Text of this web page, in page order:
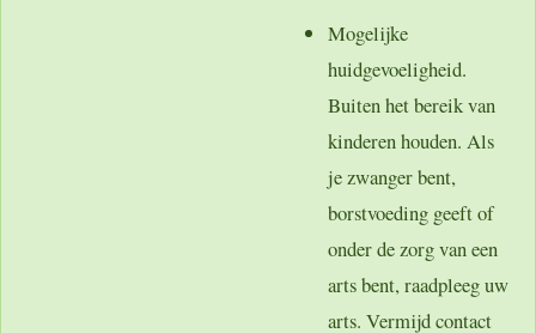
Mogelijke
huidgevoeligheid.
Buiten het bereik van
kinderen houden. Als
je zwanger bent,
borstvoeding geeft of
onder de zorg van een
arts bent, raadpleeg uw
arts. Vermijd contact